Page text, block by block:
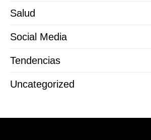
Salud
Social Media
Tendencias
Uncategorized